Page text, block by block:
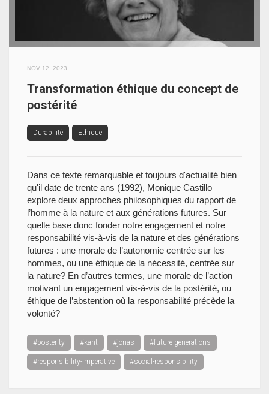
NOV 12, 2023
Transformation éthique du concept de
postérité
Durabilité Ethique
Dans ce texte remarquable et toujours d'actualité bien
qu'il date de trente ans (1992), Monique Castillo
explore deux approches philosophiques du rapport de
l’homme à la nature et aux générations futures. Sur
quelle base donc fonder notre engagement et notre
responsabilité vis-à-vis de la nature et des générations
futures : une morale de l’autonomie centrée sur les
hommes, ou une éthique de la nécessité, centrée sur
la nature? En d’autres termes, une morale de l’action
motivant un engagement vis-à-vis de la postérité, ou
éthique de l’abstention où la responsabilité précède la
volonté?
#posterity #kant #jonas #future-generations
#responsibility-imperative #social-responsibility